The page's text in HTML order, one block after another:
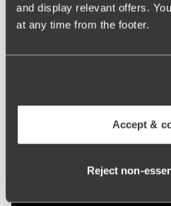
and display relevant offers.
at any time from the footer.
Accept &
Reject
Material: 71% bomull, 12%
polyamide.
75 à 85 B-D: 3 dans